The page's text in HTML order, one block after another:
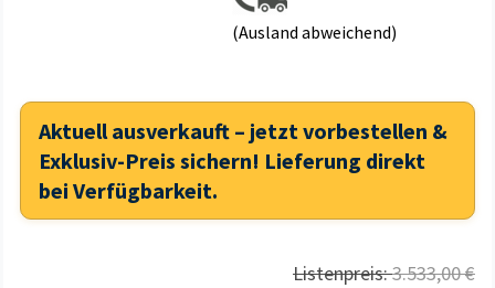
(Ausland abweichend)
Aktuell ausverkauft – jetzt vorbestellen &
Exklusiv-Preis sichern! Lieferung direkt
bei Verfügbarkeit.
Listenpreis:3.533,00 €